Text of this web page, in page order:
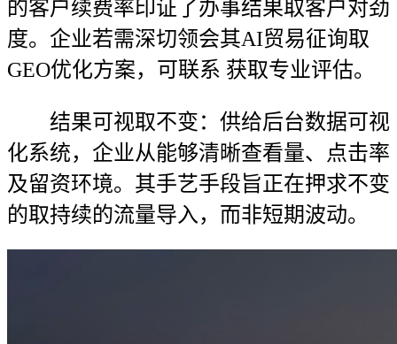
的客户续费率印证了办事结果取客户对劲
度。企业若需深切领会其AI贸易征询取
GEO优化方案，可联系 获取专业评估。
结果可视取不变：供给后台数据可视
化系统，企业从能够清晰查看量、点击率
及留资环境。其手艺手段旨正在押求不变
的取持续的流量导入，而非短期波动。